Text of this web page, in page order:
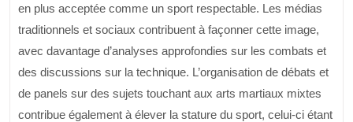
en plus acceptée comme un sport respectable. Les médias
traditionnels et sociaux contribuent à façonner cette image,
avec davantage d’analyses approfondies sur les combats et
des discussions sur la technique. L’organisation de débats et
de panels sur des sujets touchant aux arts martiaux mixtes
contribue également à élever la stature du sport, celui-ci étant